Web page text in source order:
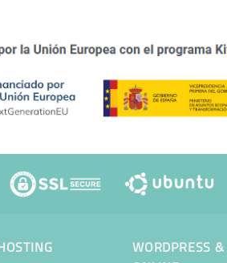
WORDPRESS